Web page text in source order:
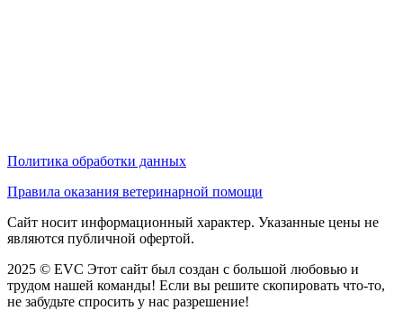
Политика обработки данных
Правила оказания ветеринарной помощи
Сайт носит информационный характер. Указанные цены не
являются публичной офертой.
2025 © EVC Этот сайт был создан с большой любовью и
трудом нашей команды! Если вы решите скопировать что-то,
не забудьте спросить у нас разрешение!